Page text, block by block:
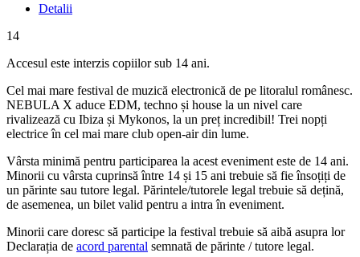
Detalii
14
Accesul este interzis copiilor sub 14 ani.
Cel mai mare festival de muzică electronică de pe litoralul românesc.
NEBULA X aduce EDM, techno și house la un nivel care
rivalizează cu Ibiza și Mykonos, la un preț incredibil! Trei nopți
electrice în cel mai mare club open-air din lume.
Vârsta minimă pentru participarea la acest eveniment este de 14 ani.
Minorii cu vârsta cuprinsă între 14 și 15 ani trebuie să fie însoțiți de
un părinte sau tutore legal. Părintele/tutorele legal trebuie să dețină,
de asemenea, un bilet valid pentru a intra în eveniment.
Minorii care doresc să participe la festival trebuie să aibă asupra lor
Declarația de acord parental semnată de părinte / tutore legal.